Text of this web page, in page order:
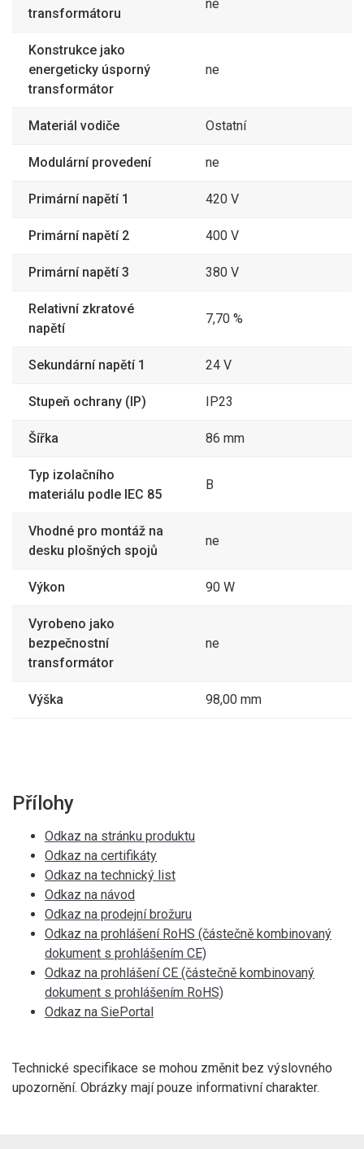
transformátoru
ne
Konstrukce jako
energeticky úsporný
transformátor
ne
Materiál vodiče Ostatní
Modulární provedení ne
Primární napětí 1 420 V
Primární napětí 2 400 V
Primární napětí 3 380 V
Relativní zkratové
napětí
7,70 %
Sekundární napětí 1 24 V
Stupeň ochrany (IP) IP23
Šířka 86 mm
Typ izolačního
materiálu podle IEC 85
B
Vhodné pro montáž na
desku plošných spojů
ne
Výkon 90 W
Vyrobeno jako
bezpečnostní
transformátor
ne
Výška 98,00 mm
Přílohy
Odkaz na stránku produktu
Odkaz na certifikáty
Odkaz na technický list
Odkaz na návod
Odkaz na prodejní brožuru
Odkaz na prohlášení RoHS (částečně kombinovaný
dokument s prohlášením CE)
Odkaz na prohlášení CE (částečně kombinovaný
dokument s prohlášením RoHS)
Odkaz na SiePortal
Technické specifikace se mohou změnit bez výslovného
upozornění. Obrázky mají pouze informativní charakter.